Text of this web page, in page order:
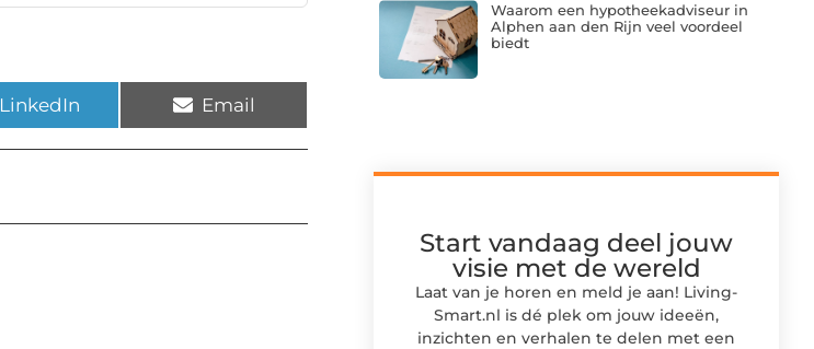
LinkedIn Email
Waarom een hypotheekadviseur in
Alphen aan den Rijn veel voordeel
biedt
Start vandaag deel jouw
visie met de wereld
Laat van je horen en meld je aan! Living-
Smart.nl is dé plek om jouw ideeën,
inzichten en verhalen te delen met een